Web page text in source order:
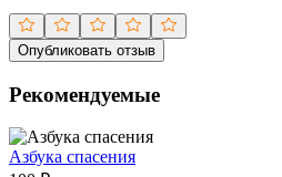
Опубликовать отзыв
Рекомендуемые
Азбука спасения